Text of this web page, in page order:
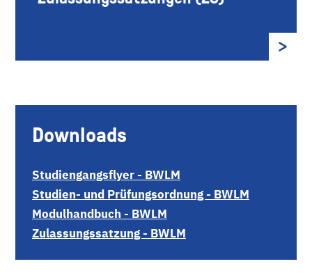
Downloads
Studiengangsflyer - BWLM
Studien- und Prüfungsordnung - BWLM
Modulhandbuch - BWLM
Zulassungssatzung - BWLM